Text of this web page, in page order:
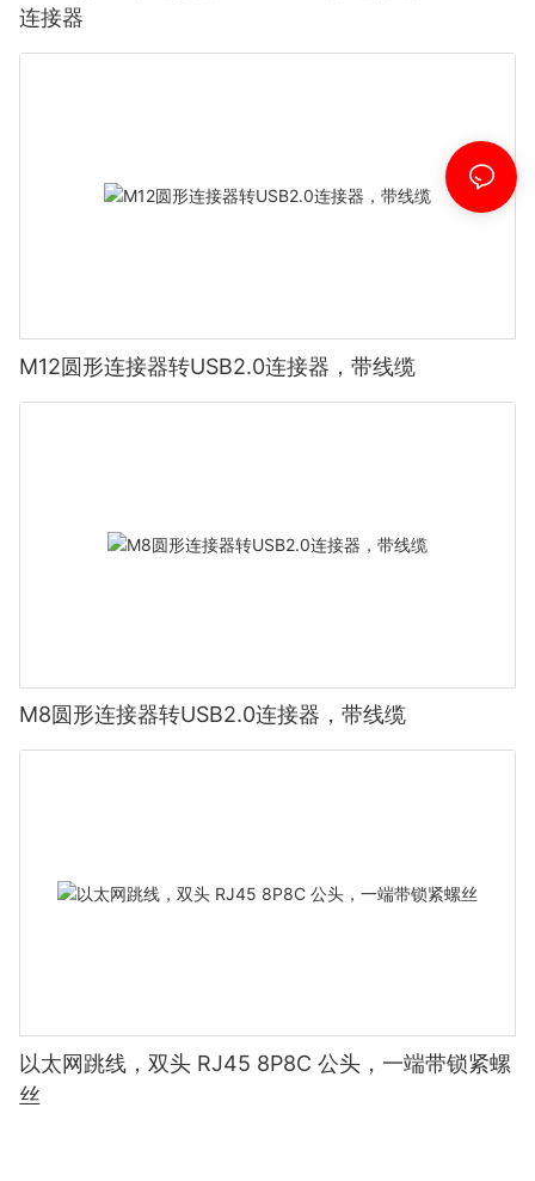
连接器
M12圆形连接器转USB2.0连接器，带线缆
M8圆形连接器转USB2.0连接器，带线缆
以太网跳线，双头 RJ45 8P8C 公头，一端带锁紧螺
丝